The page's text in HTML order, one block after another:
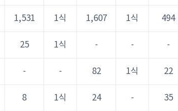
1,531 1식 1,607 1식 494
25 1식 - - -
- - 82 1식 22
8 1식 24 - 35